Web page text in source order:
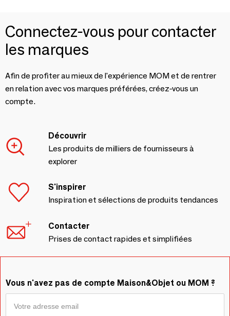
Connectez-vous pour contacter
les marques
Afin de profiter au mieux de l'expérience MOM et de rentrer
en relation avec vos marques préférées, créez-vous un
compte.
Découvrir
Les produits de milliers de fournisseurs à
explorer
S'inspirer
Inspiration et sélections de produits tendances
Contacter
Prises de contact rapides et simplifiées
Vous n'avez pas de compte Maison&Objet ou MOM ?